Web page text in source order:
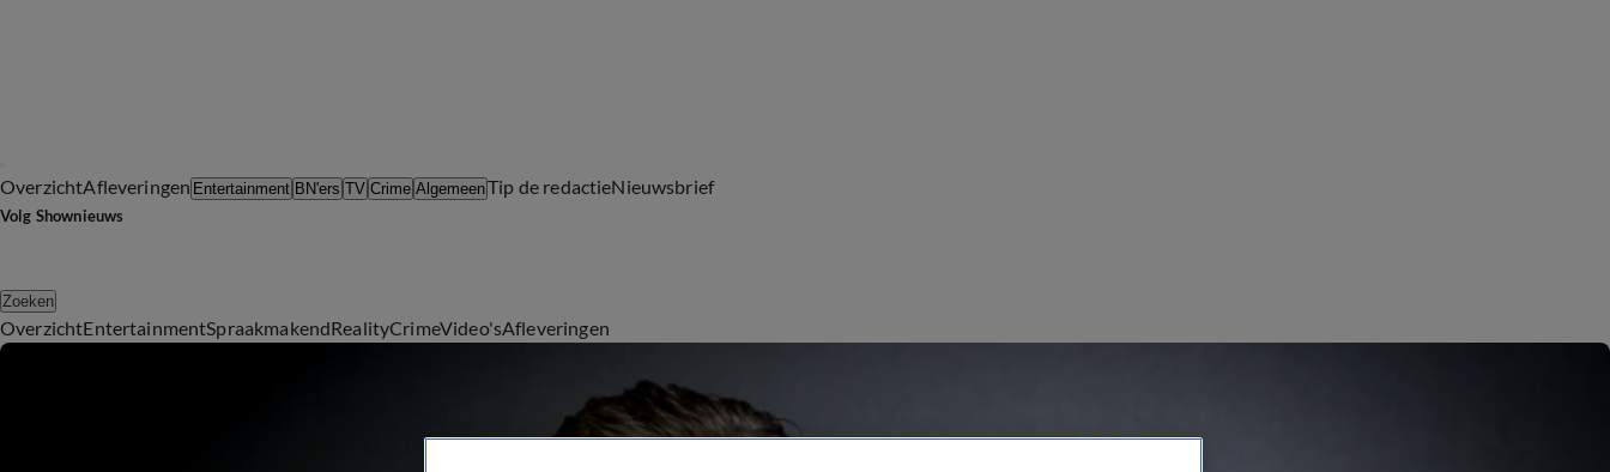
OverzichtAfleveringen Entertainment BN'ers TV Crime AlgemeenTip de redactieNieuwsbrief
Volg Shownieuws
Zoeken
OverzichtEntertainmentSpraakmakendRealityCrimeVideo'sAfleveringen